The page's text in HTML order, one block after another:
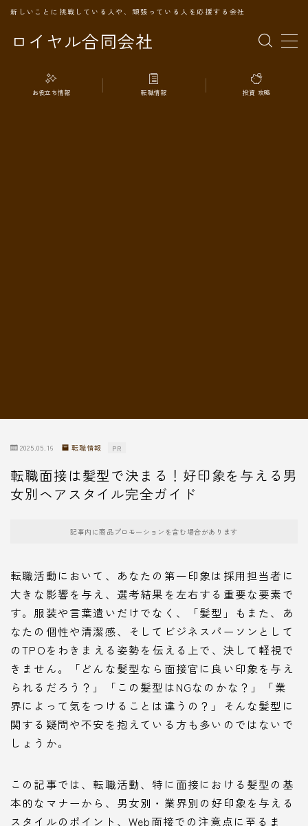
ロイヤル合同会社
新しいことに挑戦している人や、頑張っている人を応援する会社
MENU
TOPページ
お役立ち情報 転職情報 投資 攻略
2025.05.16 転職情報 PR
転職面接は髪型で決まる！好印象を与える男
女別ヘアスタイル完全ガイド
記事内に商品プロモーションを含む場合があります
転職活動において、あなたの第一印象は採用担当者に
大きな影響を与え、選考結果を左右する重要な要素で
す。服装や言葉遣いだけでなく、「髪型」もまた、あ
なたの個性や清潔感、そしてビジネスパーソンとして
のTPOをわきまえる姿勢を伝える上で、決して軽視で
きません。「どんな髪型なら面接官に良い印象を与え
られるだろう？」「この髪型はNGなのかな？」「業
界によって気をつけることは違うの？」そんな髪型に
関する疑問や不安を抱えている方も多いのではないで
しょうか。
この記事では、転職活動、特に面接における髪型の基
本的なマナーから、男女別・業界別の好印象を与える
スタイルのポイント、Web面接での注意点に至るま